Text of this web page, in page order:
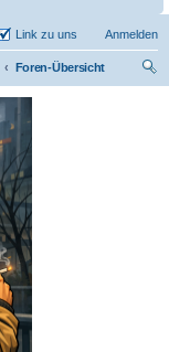
Anmelden
Link zu uns
Foren-Übersicht